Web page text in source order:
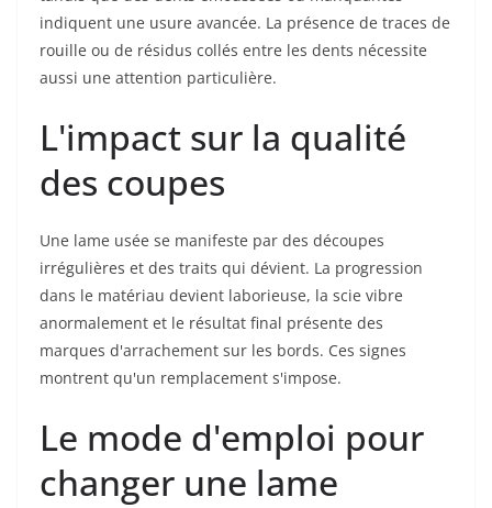
indiquent une usure avancée. La présence de traces de
rouille ou de résidus collés entre les dents nécessite
aussi une attention particulière.
L'impact sur la qualité
des coupes
Une lame usée se manifeste par des découpes
irrégulières et des traits qui dévient. La progression
dans le matériau devient laborieuse, la scie vibre
anormalement et le résultat final présente des
marques d'arrachement sur les bords. Ces signes
montrent qu'un remplacement s'impose.
Le mode d'emploi pour
changer une lame